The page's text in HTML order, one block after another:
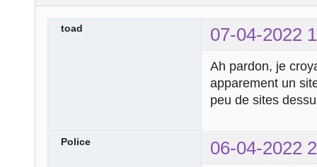
toad 07-04-2022
Ah pardon, je
apparement un
peu de sites
Police 06-04-2022